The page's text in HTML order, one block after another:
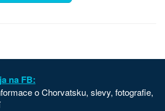
na FB:
o Chorvatsku, slevy, fotografie,